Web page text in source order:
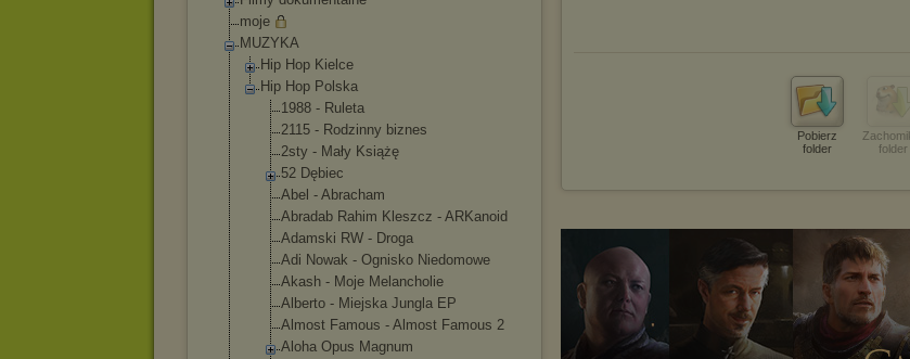
moje
MUZYKA
Hip Hop Kielce
Hip Hop Polska
1988 - Ruleta
2115 - Rodzinny biznes
2sty - Mały Książę
52 Dębiec
Abel - Abracham
Abradab Rahim Kleszcz - ARKanoid
Adamski RW - Droga
Adi Nowak - Ognisko Niedomowe
Akash - Moje Melancholie
Alberto - Miejska Jungla EP
Almost Famous - Almost Famous 2
Aloha Opus Magnum
Pobierz
folder
folder